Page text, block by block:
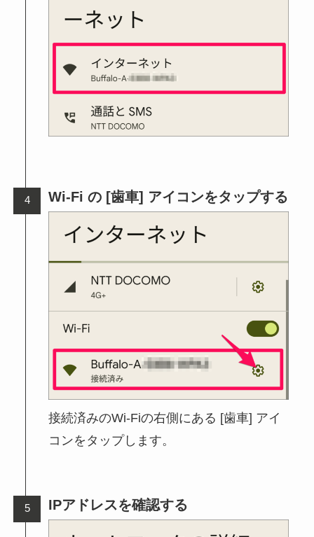
Wi-Fi の [歯車] アイコンをタップする
接続済みのWi-Fiの右側にある [歯車] アイ
コンをタップします。
IPアドレスを確認する